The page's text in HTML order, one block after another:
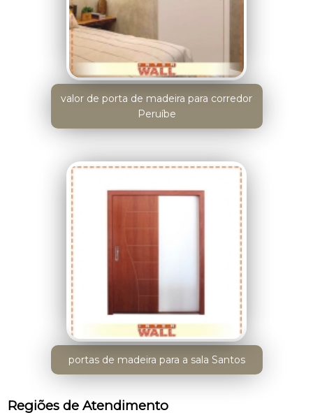
valor de porta de madeira para corredor
Peruíbe
portas de madeira para a sala Santos
Regiões de Atendimento